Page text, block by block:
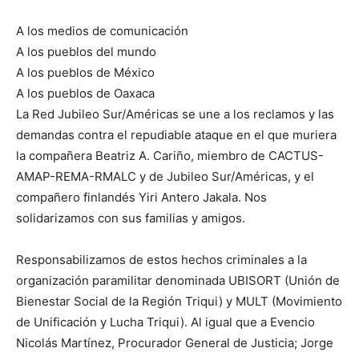
A los medios de comunicación
A los pueblos del mundo
A los pueblos de México
A los pueblos de Oaxaca
La Red Jubileo Sur/Américas se une a los reclamos y las
demandas contra el repudiable ataque en el que muriera
la compañera Beatriz A. Cariño, miembro de CACTUS-
AMAP-REMA-RMALC y de Jubileo Sur/Américas, y el
compañero finlandés Yiri Antero Jakala. Nos
solidarizamos con sus familias y amigos.
Responsabilizamos de estos hechos criminales a la
organización paramilitar denominada UBISORT (Unión de
Bienestar Social de la Región Triqui) y MULT (Movimiento
de Unificación y Lucha Triqui). Al igual que a Evencio
Nicolás Martínez, Procurador General de Justicia; Jorge